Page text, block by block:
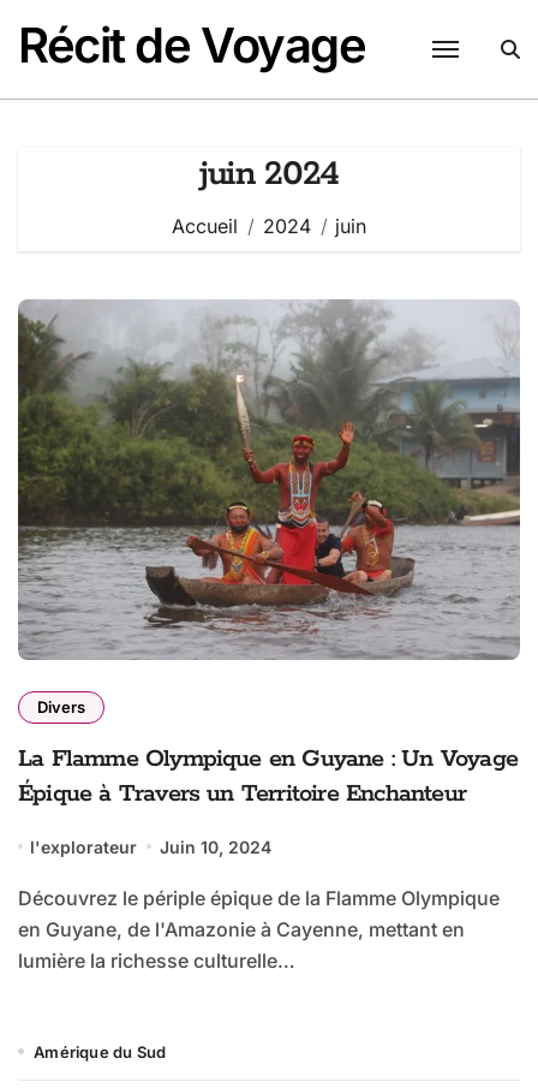
contenu
Récit de Voyage
juin 2024
Accueil 2024 juin
Divers
La Flamme Olympique en Guyane : Un Voyage
Épique à Travers un Territoire Enchanteur
l'explorateur Juin 10, 2024
Découvrez le périple épique de la Flamme Olympique
en Guyane, de l'Amazonie à Cayenne, mettant en
lumière la richesse culturelle…
Amérique du Sud